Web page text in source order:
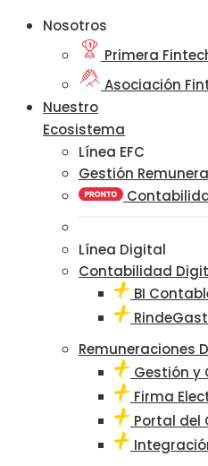
Nosotros
Primera
Asociación
Nuestro
Ecosistema
Línea EFC
Gestión
Línea Digital
Contabilidad
BI
Remuneraciones
Gestión y
Firma
Portal del